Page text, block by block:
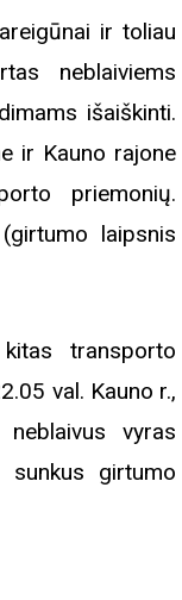
ir toliau
neblaiviems
išaiškinti.
ir Kauno rajone
priemonių.
laipsnis
transporto
val. Kauno r.,
vyras
girtumo